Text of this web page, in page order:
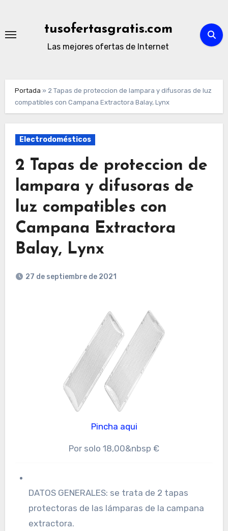
contenido
tusofertasgratis.com
Las mejores ofertas de Internet
Portada » 2 Tapas de proteccion de lampara y difusoras de luz
compatibles con Campana Extractora Balay, Lynx
Electrodomésticos
2 Tapas de proteccion de
lampara y difusoras de
luz compatibles con
Campana Extractora
Balay, Lynx
27 de septiembre de 2021
Pincha aqui
Por solo 18,00&nbsp €
DATOS GENERALES: se trata de 2 tapas
protectoras de las lámparas de la campana
extractora.